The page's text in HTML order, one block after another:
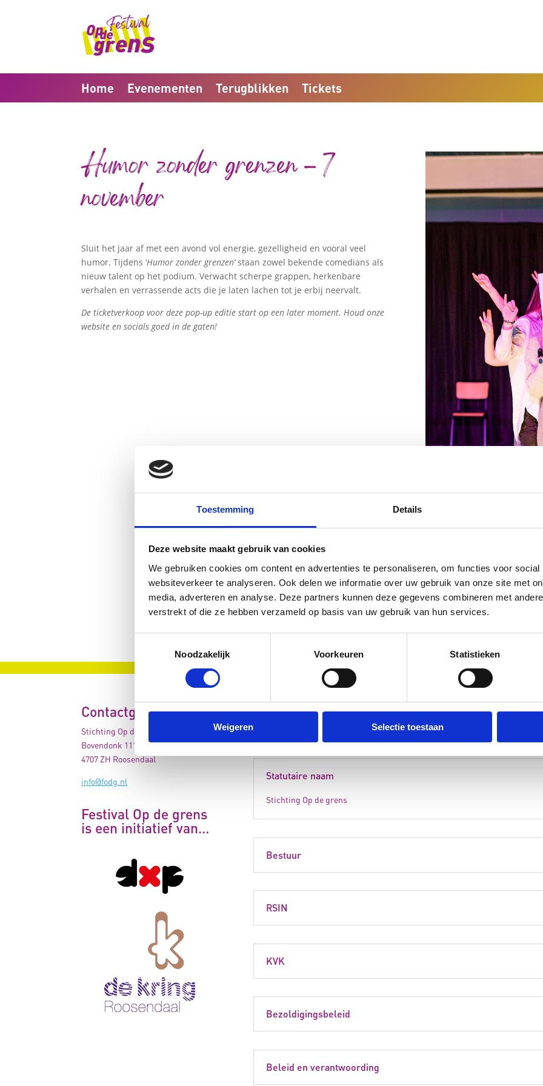
Toestemming Details
Deze website maakt gebruik van cookies
We gebruiken cookies om content en advertenties te personaliseren, om functies voor
websiteverkeer te analyseren. Ook delen we informatie over uw gebruik van onze site met
media, adverteren en analyse. Deze partners kunnen deze gegevens combineren met
verstrekt of die ze hebben verzameld op basis van uw gebruik van hun services.
Noodzakelijk
Voorkeuren Statistieken
Weigeren Selectie toestaan
Home Evenementen Terugblikken Tickets
Humor zonder grenzen – 7
november
Sluit het jaar af met een avond vol energie, gezelligheid en vooral veel
humor. Tijdens ‘Humor zonder grenzen’staan zowel bekende comedians als
nieuw talent op het podium. Verwacht scherpe grappen, herkenbare
verhalen en verrassende acts die je laten lachen tot je erbij neervalt.
De ticketverkoop voor deze pop-up editie start op een later moment. Houd onze
website en socials goed in de gaten!
Contactgegevens
Stichting Op de grens
Bovendonk 111
4707 ZH Roosendaal
info@fodg.nl
Festival Op de grens
is een initiatief van…
ANBI
Stichting op de grens heeft van de Belastingdienst de status als culturele
Statutaire naam
Stichting Op de grens
Bestuur
RSIN
KVK
Bezoldigingsbeleid
Beleid en verantwoording